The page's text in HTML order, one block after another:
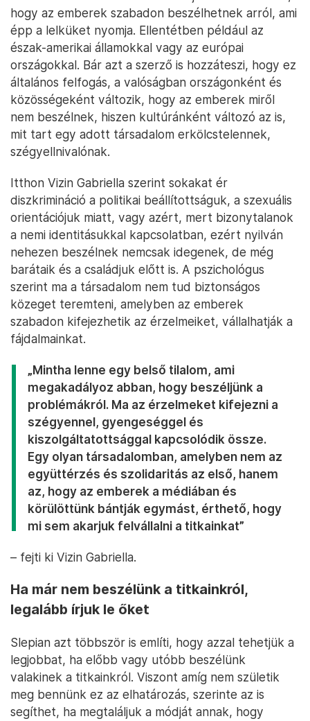
hogy az emberek szabadon beszélhetnek arról, ami
épp a lelküket nyomja. Ellentétben például az
észak-amerikai államokkal vagy az európai
országokkal. Bár azt a szerző is hozzáteszi, hogy ez
általános felfogás, a valóságban országonként és
közösségeként változik, hogy az emberek miről
nem beszélnek, hiszen kultúránként változó az is,
mit tart egy adott társadalom erkölcstelennek,
szégyellnivalónak.
Itthon Vizin Gabriella szerint sokakat ér
diszkrimináció a politikai beállítottságuk, a szexuális
orientációjuk miatt, vagy azért, mert bizonytalanok
a nemi identitásukkal kapcsolatban, ezért nyilván
nehezen beszélnek nemcsak idegenek, de még
barátaik és a családjuk előtt is. A pszichológus
szerint ma a társadalom nem tud biztonságos
közeget teremteni, amelyben az emberek
szabadon kifejezhetik az érzelmeiket, vállalhatják a
fájdalmainkat.
„Mintha lenne egy belső tilalom, ami
megakadályoz abban, hogy beszéljünk a
problémákról. Ma az érzelmeket kifejezni a
szégyennel, gyengeséggel és
kiszolgáltatottsággal kapcsolódik össze.
Egy olyan társadalomban, amelyben nem az
együttérzés és szolidaritás az első, hanem
az, hogy az emberek a médiában és
körülöttünk bántják egymást, érthető, hogy
mi sem akarjuk felvállalni a titkainkat”
– fejti ki Vizin Gabriella.
Ha már nem beszélünk a titkainkról,
legalább írjuk le őket
Slepian azt többször is említi, hogy azzal tehetjük a
legjobbat, ha előbb vagy utóbb beszélünk
valakinek a titkainkról. Viszont amíg nem születik
meg bennünk ez az elhatározás, szerinte az is
segíthet, ha megtaláljuk a módját annak, hogy